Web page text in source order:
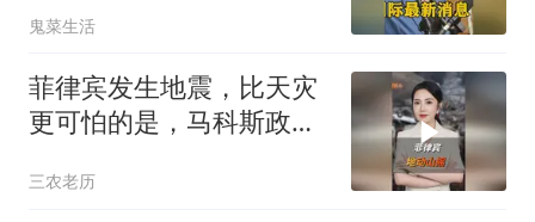
鬼菜生活
菲律宾发生地震，比天灾
更可怕的是，马科斯政府
三农老历